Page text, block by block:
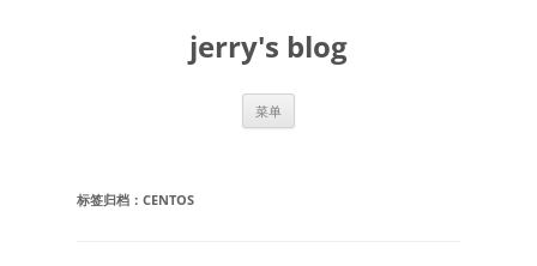
jerry's blog
菜单
标签归档： CENTOS